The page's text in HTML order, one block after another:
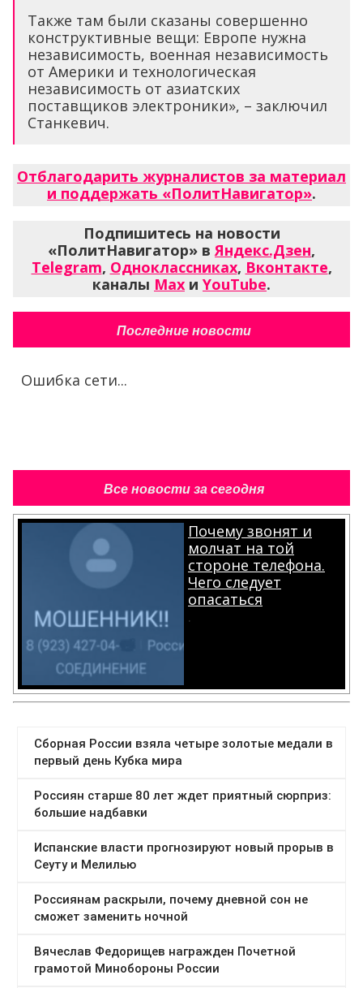
Также там были сказаны совершенно
конструктивные вещи: Европе нужна
независимость, военная независимость
от Америки и технологическая
независимость от азиатских
поставщиков электроники», – заключил
Станкевич.
Отблагодарить журналистов за материал
и поддержать «ПолитНавигатор».
Подпишитесь на новости
«ПолитНавигатор» вЯндекс.Дзен,
Telegram, Одноклассниках, Вконтакте,
каналы Max и YouTube.
Последние новости
Ошибка сети...
Все новости за сегодня
Почему звонят и
молчат на той
стороне телефона.
Чего следует
опасаться
.